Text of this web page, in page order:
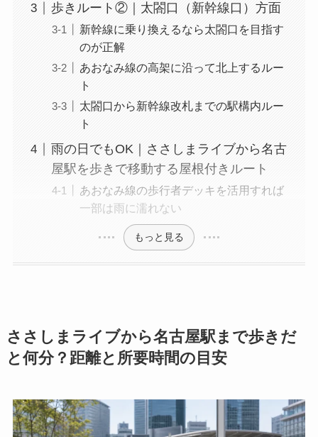
歩きルート②｜太閤口（新幹線口）方面
新幹線に乗り換えるなら太閤口を目指す
のが正解
あおなみ線の高架に沿って北上するルー
ト
太閤口から新幹線改札までの駅構内ルー
ト
雨の日でもOK｜ささしまライブから名古
屋駅を歩きで移動する屋根付きルート
あおなみ線の歩行者デッキを活用すれば
一部は雨に濡れない
もっと見る
ささしまライブから名古屋駅まで歩きだ
と何分？距離と所要時間の目安